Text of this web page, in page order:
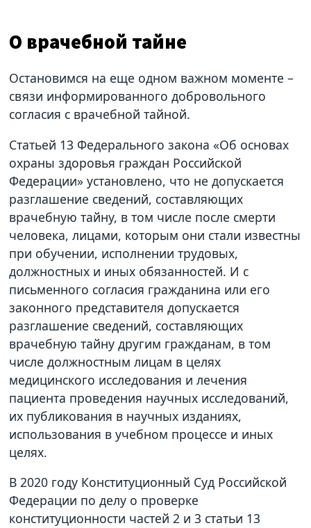
О врачебной тайне
Остановимся на еще одном важном моменте –
связи информированного добровольного
согласия с врачебной тайной.
Статьей 13 Федерального закона «Об основах
охраны здоровья граждан Российской
Федерации» установлено, что не допускается
разглашение сведений, составляющих
врачебную тайну, в том числе после смерти
человека, лицами, которым они стали известны
при обучении, исполнении трудовых,
должностных и иных обязанностей. И с
письменного согласия гражданина или его
законного представителя допускается
разглашение сведений, составляющих
врачебную тайну другим гражданам, в том
числе должностным лицам в целях
медицинского исследования и лечения
пациента проведения научных исследований,
их публикования в научных изданиях,
использования в учебном процессе и иных
целях.
В 2020 году Конституционный Суд Российской
Федерации по делу о проверке
конституционности частей 2 и 3 статьи 13